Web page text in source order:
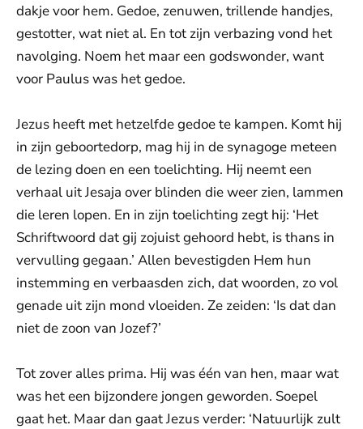
dakje voor hem. Gedoe, zenuwen, trillende handjes,
gestotter, wat niet al. En tot zijn verbazing vond het
navolging. Noem het maar een godswonder, want
voor Paulus was het gedoe.
Jezus heeft met hetzelfde gedoe te kampen. Komt hij
in zijn geboortedorp, mag hij in de synagoge meteen
de lezing doen en een toelichting. Hij neemt een
verhaal uit Jesaja over blinden die weer zien, lammen
die leren lopen. En in zijn toelichting zegt hij: ‘Het
Schriftwoord dat gij zojuist gehoord hebt, is thans in
vervulling gegaan.’ Allen bevestigden Hem hun
instemming en verbaasden zich, dat woorden, zo vol
genade uit zijn mond vloeiden. Ze zeiden: ‘Is dat dan
niet de zoon van Jozef?’
Tot zover alles prima. Hij was één van hen, maar wat
was het een bijzondere jongen geworden. Soepel
gaat het. Maar dan gaat Jezus verder: ‘Natuurlijk zult